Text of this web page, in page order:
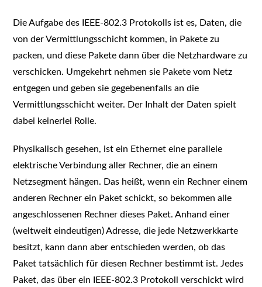
Die Aufgabe des IEEE-802.3 Protokolls ist es, Daten, die
von der Vermittlungsschicht kommen, in Pakete zu
packen, und diese Pakete dann über die Netzhardware zu
verschicken. Umgekehrt nehmen sie Pakete vom Netz
entgegen und geben sie gegebenenfalls an die
Vermittlungsschicht weiter. Der Inhalt der Daten spielt
dabei keinerlei Rolle.
Physikalisch gesehen, ist ein Ethernet eine parallele
elektrische Verbindung aller Rechner, die an einem
Netzsegment hängen. Das heißt, wenn ein Rechner einem
anderen Rechner ein Paket schickt, so bekommen alle
angeschlossenen Rechner dieses Paket. Anhand einer
(weltweit eindeutigen) Adresse, die jede Netzwerkkarte
besitzt, kann dann aber entschieden werden, ob das
Paket tatsächlich für diesen Rechner bestimmt ist. Jedes
Paket, das über ein IEEE-802.3 Protokoll verschickt wird